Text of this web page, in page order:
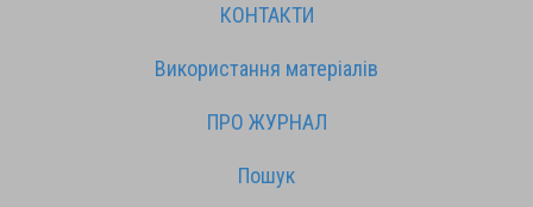
КОНТАКТИ
Використання матеріалів
ПРО ЖУРНАЛ
Пошук